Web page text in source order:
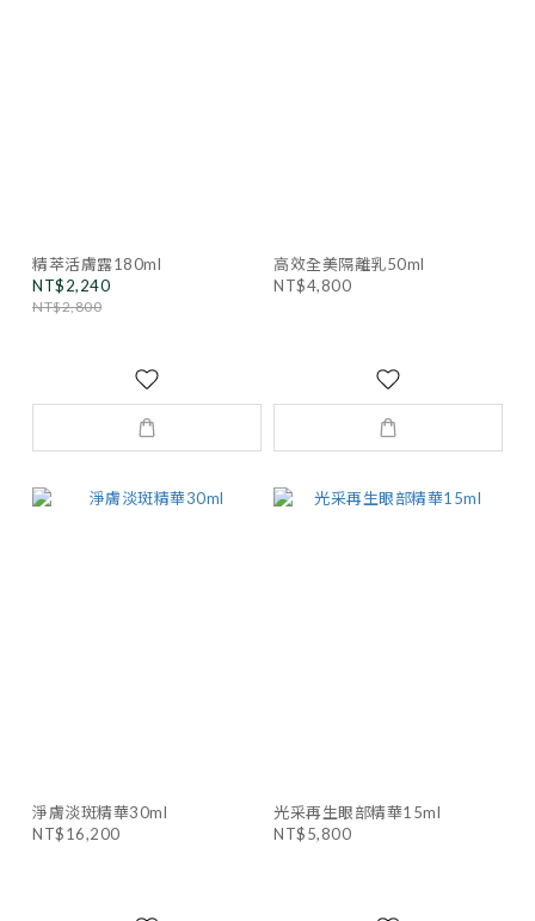
精萃活膚露180ml
NT$2,240
NT$2,800
高效全美隔離乳50ml
NT$4,800
淨膚淡斑精華30ml
NT$16,200
光采再生眼部精華15ml
NT$5,800